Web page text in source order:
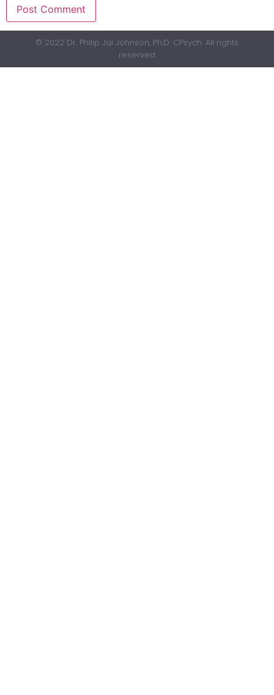
© 2022 Dr. Philip Jai Johnson, Ph.D. CPsych. All rights
reserved